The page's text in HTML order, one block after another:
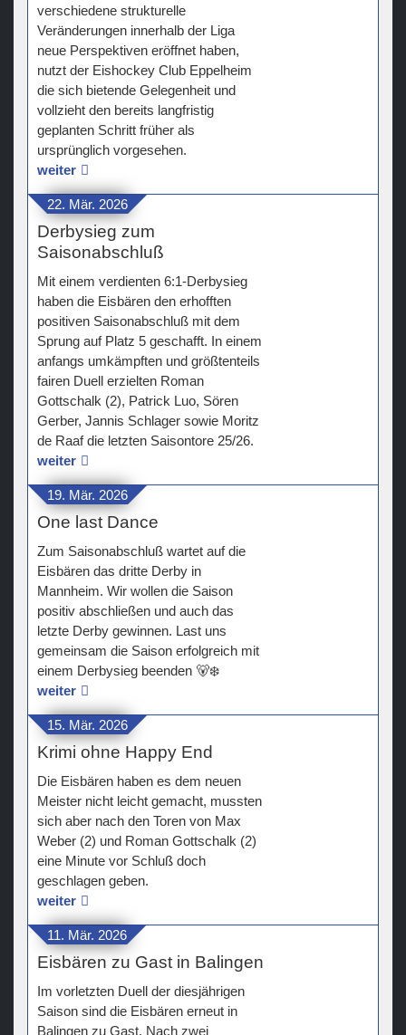
verschiedene strukturelle
Veränderungen innerhalb der Liga
neue Perspektiven eröffnet haben,
nutzt der Eishockey Club Eppelheim
die sich bietende Gelegenheit und
vollzieht den bereits langfristig
geplanten Schritt früher als
ursprünglich vorgesehen.
weiter
22. Mär. 2026
Derbysieg zum
Saisonabschluß
Mit einem verdienten 6:1-Derbysieg
haben die Eisbären den erhofften
positiven Saisonabschluß mit dem
Sprung auf Platz 5 geschafft. In einem
anfangs umkämpften und größtenteils
fairen Duell erzielten Roman
Gottschalk (2), Patrick Luo, Sören
Gerber, Jannis Schlager sowie Moritz
de Raaf die letzten Saisontore 25/26.
weiter
19. Mär. 2026
One last Dance
Zum Saisonabschluß wartet auf die
Eisbären das dritte Derby in
Mannheim. Wir wollen die Saison
positiv abschließen und auch das
letzte Derby gewinnen. Last uns
gemeinsam die Saison erfolgreich mit
einem Derbysieg beenden 🐻‍❄️
weiter
15. Mär. 2026
Krimi ohne Happy End
Die Eisbären haben es dem neuen
Meister nicht leicht gemacht, mussten
sich aber nach den Toren von Max
Weber (2) und Roman Gottschalk (2)
eine Minute vor Schluß doch
geschlagen geben.
weiter
11. Mär. 2026
Eisbären zu Gast in Balingen
Im vorletzten Duell der diesjährigen
Saison sind die Eisbären erneut in
Balingen zu Gast. Nach zwei